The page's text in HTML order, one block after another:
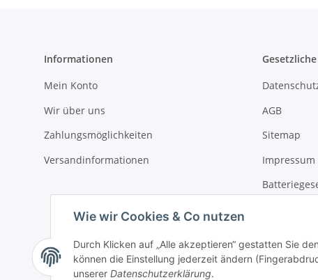
Wie wir Cookies & Co nutzen
Durch Klicken auf „Alle akzeptieren“ gestatten Sie
können die Einstellung jederzeit ändern
unserer Datenschutzerklärung.
Informationen
Mein Konto
Wir über uns
Zahlungsmöglichkeiten
Versandinformationen
AGB
Sitemap
Impressum